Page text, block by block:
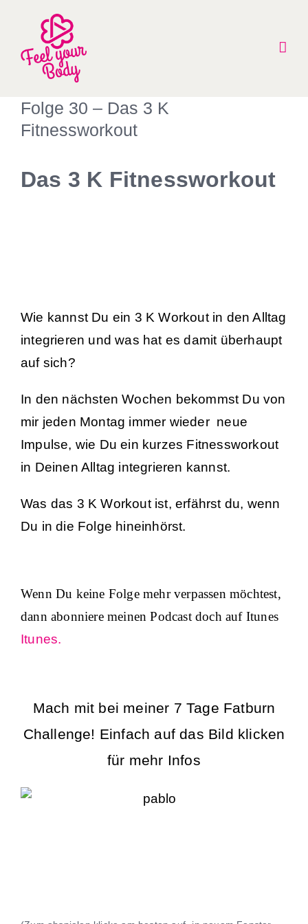
Folge 30 – Das 3 K
Fitnessworkout
Das 3 K Fitnessworkout
Wie kannst Du ein 3 K Workout in den Alltag
integrieren und was hat es damit überhaupt
auf sich?
In den nächsten Wochen bekommst Du von
mir jeden Montag immer wieder neue
Impulse, wie Du ein kurzes Fitnessworkout
in Deinen Alltag integrieren kannst.
Was das 3 K Workout ist, erfährst du, wenn
Du in die Folge hineinhörst.
Wenn Du keine Folge mehr verpassen möchtest,
dann abonniere meinen Podcast doch auf Itunes
Itunes.
Mach mit bei meiner 7 Tage Fatburn
Challenge! Einfach auf das Bild klicken
für mehr Infos